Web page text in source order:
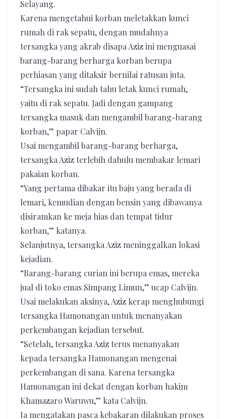
Selayang.
Karena mengetahui korban meletakkan kunci
rumah di rak sepatu, dengan mudahnya
tersangka yang akrab disapa Aziz ini menguasai
barang-barang berharga korban berupa
perhiasan yang ditaksir bernilai ratusan juta.
“Tersangka ini sudah tahu letak kunci rumah,
yaitu di rak sepatu. Jadi dengan gampang
tersangka masuk dan mengambil barang-barang
korban,” papar Calvijn.
Usai mengambil barang-barang berharga,
tersangka Aziz terlebih dahulu membakar lemari
pakaian korban.
“Yang pertama dibakar itu baju yang berada di
lemari, kemudian dengan bensin yang dibawanya
disiramkan ke meja hias dan tempat tidur
korban,” katanya.
Selanjutnya, tersangka Aziz meninggalkan lokasi
kejadian.
“Barang-barang curian ini berupa emas, mereka
jual di toko emas Simpang Limun,” ucap Calvijn.
Usai melakukan aksinya, Aziz kerap menghubungi
tersangka Hamonangan untuk menanyakan
perkembangan kejadian tersebut.
“Setelah, tersangka Aziz terus menanyakan
kepada tersangka Hamonangan mengenai
perkembangan di sana. Karena tersangka
Hamonangan ini dekat dengan korban hakim
Khamazaro Waruwu,” kata Calvijn.
Ia mengatakan pasca kebakaran dilakukan proses